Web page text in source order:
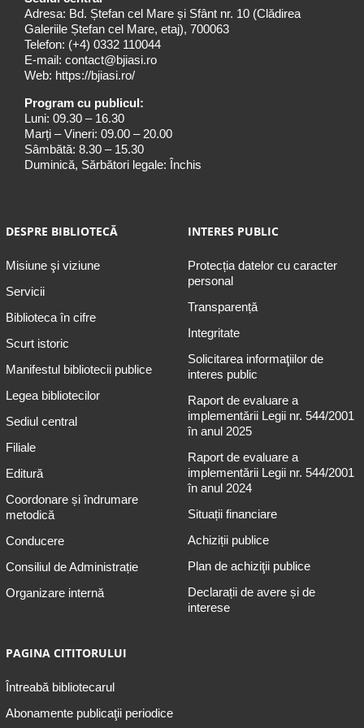
Adresa: Bd. Ștefan cel Mare și Sfânt nr. 10 (Clădirea
Galeriile Ștefan cel Mare, etaj), 700063
Telefon: (+4) 0332 110044
E-mail: contact@bjiasi.ro
Web: https://bjiasi.ro/
Program cu publicul:
Luni: 09.30 – 16.30
Marți – Vineri: 09.00 – 20.00
Sâmbătă: 8.30 – 15.30
Duminică, Sărbători legale: Închis
DESPRE BIBLIOTECĂ
Misiune şi viziune
Servicii
Biblioteca în cifre
Scurt istoric
Manifestul bibliotecii publice
Legea bibliotecilor
Sediul central
Filiale
Editură
Coordonare și îndrumare
metodică
Conducere
Consiliul de Administrație
Organizare internă
INTERES PUBLIC
Protecția datelor cu caracter
personal
Transparență
Integritate
Solicitarea informaţiilor de
interes public
Raport de evaluare a
implementării Legii nr. 544/2001
în anul 2025
Raport de evaluare a
implementării Legii nr. 544/2001
în anul 2024
Situații financiare
Achiziții publice
Plan de achiziţii publice
Declarații de avere și de
interese
PAGINA CITITORULUI
Întreabă bibliotecarul
Abonamente publicaţii periodice